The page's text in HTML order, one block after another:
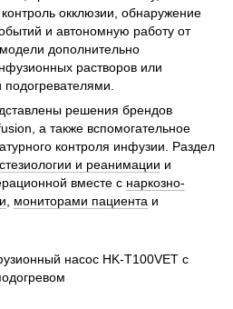
окклюзии, обнаружение
и автономную работу от
дополнительно
растворов или
решения брендов
а также вспомогательное
контроля инфузии. Раздел
и реанимации и
вместе с наркозно-
мониторами пациента и